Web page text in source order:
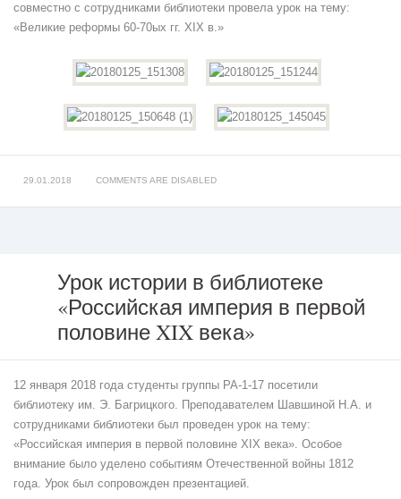
в.»
совместно с сотрудниками библиотеки провела урок на тему:
«Великие реформы 60-70ых гг. XIX в.»
29.01.2018 COMMENTS ARE DISABLED
империя
в
половине
XIX
века»
Урок истории в библиотеке
«Российская империя в первой
половине XIX века»
12 января 2018 года студенты группы РА-1-17 посетили
библиотеку им. Э. Багрицкого. Преподавателем Шавшиной Н.А. и
сотрудниками библиотеки был проведен урок на тему:
«Российская империя в первой половине XIX века». Особое
внимание было уделено событиям Отечественной войны 1812
года. Урок был сопровожден презентацией.